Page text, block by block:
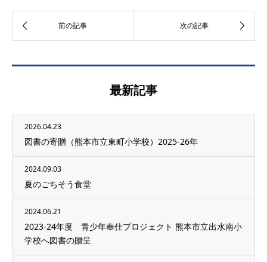
最新記事
2026.04.23
図書の寄贈（熊本市立東町小学校）2025-26年
2024.09.03
夏のごちそう食堂
2024.06.21
2023-24年度 青少年奉仕プロジェクト 熊本市立出水南小
学校へ図書の贈呈